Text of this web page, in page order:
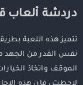
دردشة
تتميز هذه اللعبة
نفس القدر من الجهد
الموقف واتخاذ